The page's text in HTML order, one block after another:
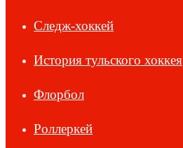
Следж-хоккей
История тульского хоккея
Флорбол
Роллеркей